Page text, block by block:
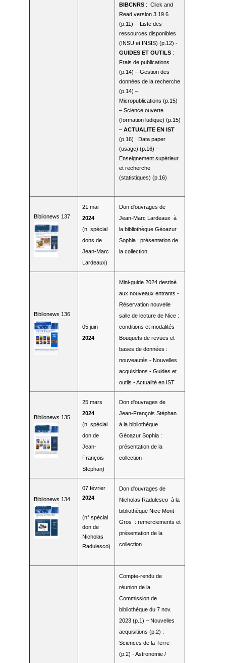
BIBCNRS : Click and
Read version 3.19.6
(p.11) - Liste des
ressources disponibles
(INSU et INSIS) (p.12) -
GUIDES ET OUTILS :
Frais de publications
(p.14) – Gestion des
données de la recherche
(p.14) –
Micropublications (p.15)
– Science ouverte
(formation ludique) (p.15)
– ACTUALITE EN IST
(p.16) : Data paper
(usage) (p.16) –
Enseignement supérieur
et recherche
(statistiques) (p.16)
Biblionews 137
21 mai
2024
(n. spécial
dons de
Jean-Marc
Lardeaux)
Don d'ouvrages de
Jean-Marc Lardeaux à
la bibliothèque Géoazur
Sophia : présentation de
la collection
Biblionews 136
05 juin
2024
Mini-guide 2024 destiné
aux nouveaux entrants -
Réservation nouvelle
salle de lecture de Nice :
conditions et modalités -
Bouquets de revues et
bases de données :
nouveautés - Nouvelles
acquisitions - Guides et
outils - Actualité en IST
Biblionews 135
25 mars
2024
(n. spécial
don de
Jean-
François
Stephan)
Don d'ouvrages de
Jean-François Stéphan
à la bibliothèque
Géoazur Sophia :
présentation de la
collection
Biblionews 134
07 février
2024
(n° spécial
don de
Nicholas
Radulesco)
Don d'ouvrages de
Nicholas Radulesco à la
bibliothèque Nice Mont-
Gros : remerciements et
présentation de la
collection
Compte-rendu de
réunion de la
Commission de
bibliothèque du 7 nov.
2023 (p.1) – Nouvelles
acquisitions (p.2) :
Sciences de la Terre
(p.2) - Astronomie /